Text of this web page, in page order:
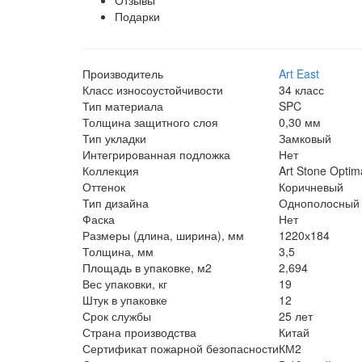
Подарки
Производитель
Art East
Класс износоустойчивости
34 класс
Тип материала
SPC
Толщина защитного слоя
0,30 мм
Тип укладки
Замковый
Интегрированная подложка
Нет
Коллекция
Art Stone
Оттенок
Коричневый
Тип дизайна
Однополосный
Фаска
Нет
Размеры (длина, ширина), мм
1220х184
Толщина, мм
3,5
Площадь в упаковке, м2
2,694
Вес упаковки, кг
19
Штук в упаковке
12
Срок службы
25 лет
Страна производства
Китай
Сертификат пожарной безопасностиКМ2